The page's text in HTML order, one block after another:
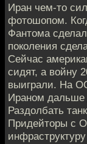
Иран чем-то
фотошопом.
Фантома
поколения
Сейчас
сидят, а войну
выиграли. На
Ираном дальше
Раздолбать
Придейторы с